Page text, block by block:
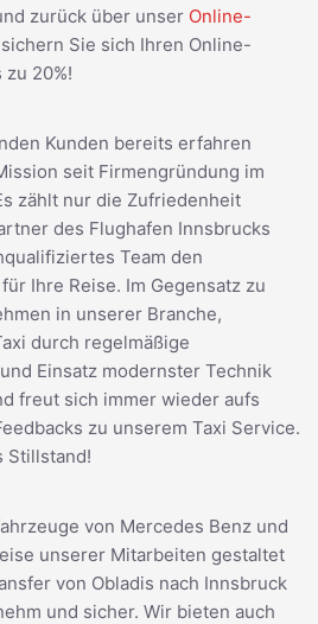
zurück über unser Online-
Sie sich Ihren Online-
20%!
Kunden bereits erfahren
seit Firmengründung im
zählt nur die Zufriedenheit
des Flughafen Innsbrucks
Team den
Ihre Reise. Im Gegensatz zu
in unserer Branche,
durch regelmäßige
Einsatz modernster Technik
freut sich immer wieder aufs
zu unserem Taxi Service.
Stillstand!
von Mercedes Benz und
unserer Mitarbeiten gestaltet
von Obladis nach Innsbruck
und sicher. Wir bieten auch